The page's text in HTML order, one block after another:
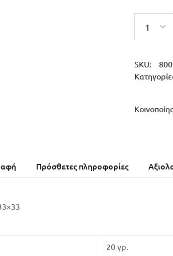
1
SKU:
Πρόσθετες πληροφορίες
20 γρ.